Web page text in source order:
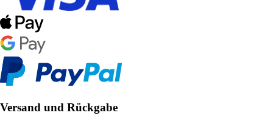
Versand und Rückgabe